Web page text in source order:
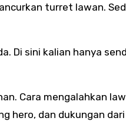
turret lawan.
Di sini kalian hanya
Cara mengalahkan
hero, dan dukungan